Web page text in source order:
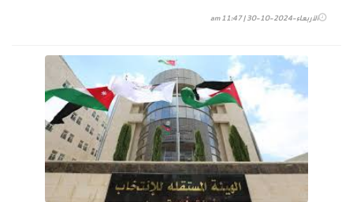
الأربعاء-2024-10-30 | 11:47 am